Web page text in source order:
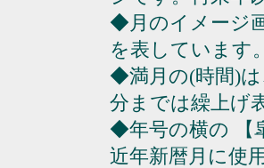
◆月のイメージ
を表しています。
◆満月の(時間)は
分までは繰上げ
◆年号の横の 【
近年新暦月に使